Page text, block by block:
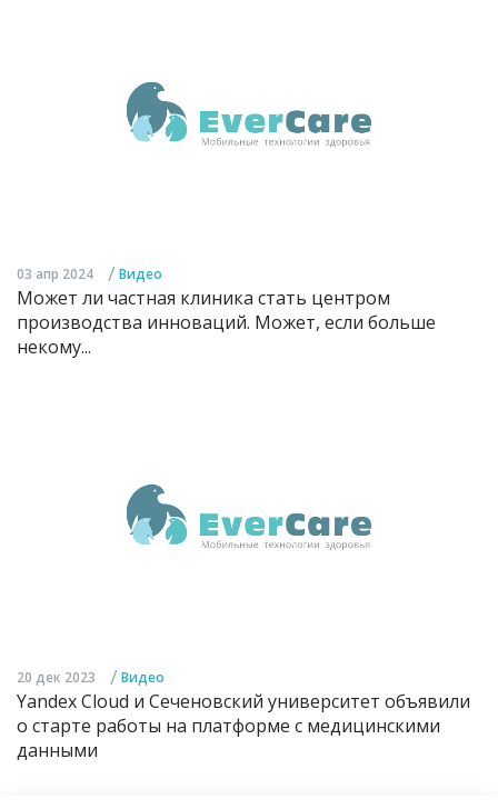
03 апр 2024 / Видео
Может ли частная клиника стать центром
производства инноваций. Может, если больше
некому...
20 дек 2023 / Видео
Yandex Cloud и Сеченовский университет объявили
о старте работы на платформе с медицинскими
данными